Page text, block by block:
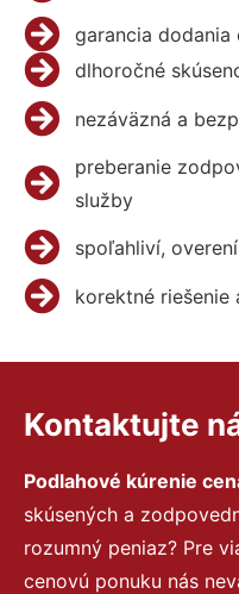
garancia dodania
dlhoročné
nezáväzná a
preberanie
služby
spoľahliví,
korektné
Kontaktujte
Podlahové kúrenie
skúsených a
rozumný peniaz? Pre
cenovú ponuku nás